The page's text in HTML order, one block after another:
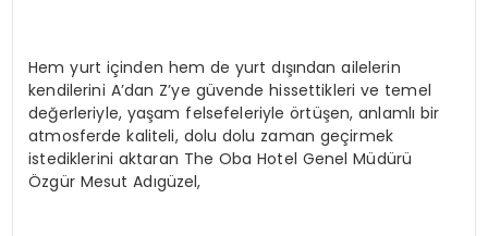
Hem yurt içinden hem de yurt dışından ailelerin
kendilerini A’dan Z’ye güvende hissettikleri ve temel
değerleriyle, yaşam felsefeleriyle örtüşen, anlamlı bir
atmosferde kaliteli, dolu dolu zaman geçirmek
istediklerini aktaran The Oba Hotel Genel Müdürü
Özgür Mesut Adıgüzel,